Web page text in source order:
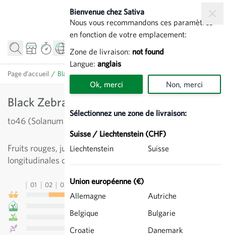
Bienvenue chez Sativa
Nous vous recommandons ces paramètres
en fonction de votre emplacement:
Zone de livraison: not found
Langue: anglais
Ok, merci Non, merci
Sélectionnez une zone de livraison:
Suisse / Liechtenstein (CHF)
Liechtenstein
Suisse
Union européenne (€)
Allemagne
Autriche
Belgique
Bulgarie
Croatie
Danemark
Page d’accueil / Black Zebra - Tomate charnue
Black Zebra - Tomate charnue
to46 (Solanum lycopersicum)
Fruits rouges, juteux, savoureux aux rayures
longitudinales de vert clair à foncé.
01 02 03 04 05 06 07 08